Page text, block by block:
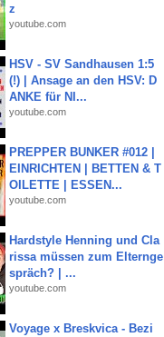
z
youtube.com
HSV - SV Sandhausen 1:5
(!) | Ansage an den HSV: D
ANKE für NI...
youtube.com
PREPPER BUNKER #012 |
EINRICHTEN | BETTEN & T
OILETTE | ESSEN...
youtube.com
Hardstyle Henning und Cla
rissa müssen zum Elternge
spräch? | ...
youtube.com
Voyage x Breskvica - Bezi